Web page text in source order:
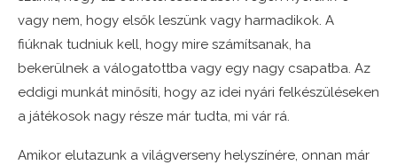
vagy nem, hogy elsők leszünk vagy harmadikok. A
fiúknak tudniuk kell, hogy mire számítsanak, ha
bekerülnek a válogatottba vagy egy nagy csapatba. Az
eddigi munkát minősíti, hogy az idei nyári felkészüléseken
a játékosok nagy része már tudta, mi vár rá.
Amikor elutazunk a világverseny helyszínére, onnan már